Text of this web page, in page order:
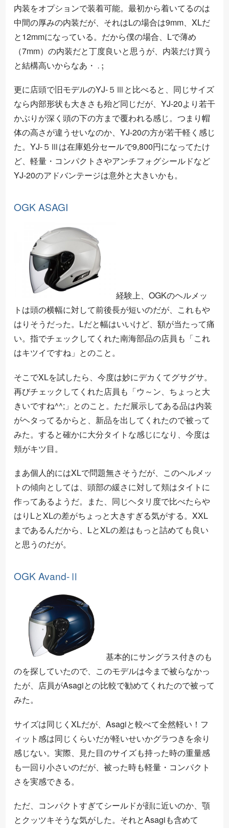
内装をオプションで装着可能。最初から着いてるのは
中間の厚みの内装だが、それはLの場合は9mm、XLだ
と12mmになっている。だから僕の場合、Lで薄め
（7mm）の内装だと丁度良いと思うが、内装だけ買う
と結構高いからなあ
・ ・;
更に店頭で旧モデルのYJ-５Ⅲと比べると、同じサイズ
なら内部形状も大きさも殆ど同じだが、YJ-20より若干
かぶりが深く頭の下の方まで覆われる感じ。つまり帽
体の高さが違うせいなのか、YJ-20の方が若干軽く感じ
た。YJ-５Ⅲは在庫処分セールで9,800円になってたけ
ど、軽量・コンパクトさやアンチフォグシールドなど
YJ-20のアドバンテージは意外と大きいかも。
OGK ASAGI
経験上、OGKのヘルメッ
トは頭の横幅に対して前後長が短いのだが、これもや
はりそうだった。Lだと幅はいいけど、額が当たって痛
い。指でチェックしてくれた南海部品の店員も「これ
はキツイですね」とのこと。
そこでXLを試したら、今度は妙にデカくてグサグサ。
再びチェックしてくれた店員も「ウ～ン、ちょっと大
きいですね^^;」とのこと。ただ展示してある品は内装
がヘタってるからと、新品を出してくれたので被って
みた。すると確かに大分タイトな感じになり、今度は
頬がキツ目。
まあ個人的にはXLで問題無さそうだが、このヘルメッ
トの傾向としては、頭部の緩さに対して頬はタイトに
作ってあるようだ。また、同じヘタリ度で比べたらや
はりLとXLの差がちょっと大きすぎる気がする。XXL
まであるんだから、LとXLの差はもっと詰めても良い
と思うのだが。
OGK Avand-Ⅱ
基本的にサングラス付きのも
のを探していたので、このモデルは今まで被らなかっ
たが、店員がAsagiとの比較で勧めてくれたので被って
みた。
サイズは同じくXLだが、Asagiと較べて全然軽い！フ
ィット感は同じくらいだが軽いせいかグラつきを余り
感じない。実際、見た目のサイズも持った時の重量感
も一回り小さいのだが、被った時も軽量・コンパクト
さを実感できる。
ただ、コンパクトすぎてシールドが顔に近いのか、顎
とクッツキそうな気がした。それとAsagiも含めて